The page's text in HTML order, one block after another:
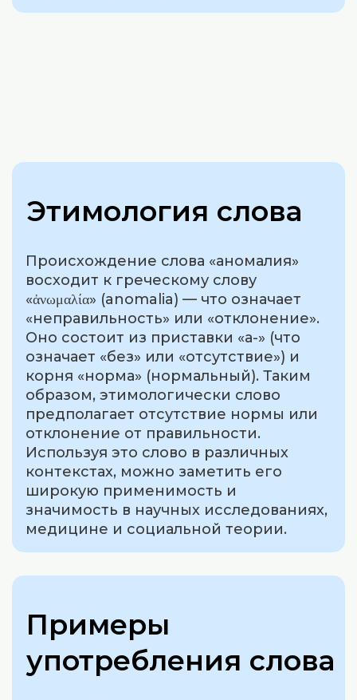
Этимология слова
Происхождение слова «аномалия»
восходит к греческому слову
«ἀνωμαλία» (anomalia) — что означает
«неправильность» или «отклонение».
Оно состоит из приставки «а-» (что
означает «без» или «отсутствие») и
корня «норма» (нормальный). Таким
образом, этимологически слово
предполагает отсутствие нормы или
отклонение от правильности.
Используя это слово в различных
контекстах, можно заметить его
широкую применимость и
значимость в научных исследованиях,
медицине и социальной теории.
Примеры
употребления слова